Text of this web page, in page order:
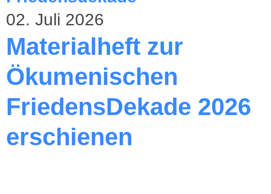
02. Juli 2026
Materialheft zur
Ökumenischen
FriedensDekade 2026
erschienen